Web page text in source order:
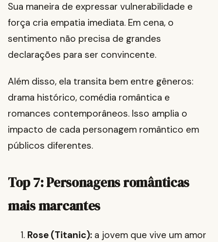
Sua maneira de expressar vulnerabilidade e
força cria empatia imediata. Em cena, o
sentimento não precisa de grandes
declarações para ser convincente.
Além disso, ela transita bem entre gêneros:
drama histórico, comédia romântica e
romances contemporâneos. Isso amplia o
impacto de cada personagem romântico em
públicos diferentes.
Top 7: Personagens românticas
mais marcantes
Rose (Titanic): a jovem que vive um amor